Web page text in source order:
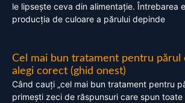
le lipsește ceva din alimentație. Întrebarea
producția de culoare a părului depinde
Cel mai bun tratament pentru părul
alegi corect (ghid onest)
Când cauți „cel mai bun tratament pentru
primești zeci de răspunsuri care spun toate